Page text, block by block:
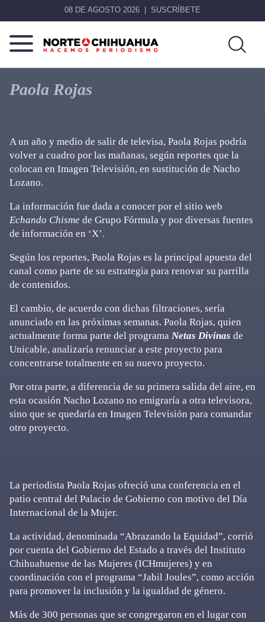
08 DE AGOSTO 2026 SUSCRÍBETE
Norte
De
Chihuahua
Más
que
noticias,
Paola Rojas
A un año y medio de salir de televisa, Paola Rojas podría
volver a cuadro por las mañanas, según reportes que la
colocan en Imagen Televisión, en sustitución de Nacho
Lozano.
La información fue dada a conocer por el sitio web
Echando Chisme de Grupo Fórmula y por diversas fuentes
de información en ‘X’.
Según los reportes, Paola Rojas es la principal apuesta del
canal como parte de su estrategia para renovar su parrilla
de contenidos.
El cambio, de acuerdo con dichas filtraciones, sería
anunciado en las próximas semanas. Paola Rojas, quien
actualmente forma parte del programa Netas Divinas de
Unicable, analizaría renunciar a este proyecto para
concentrarse totalmente en su nuevo proyecto.
Por otra parte, a diferencia de su primera salida del aire, en
esta ocasión Nacho Lozano no emigraría a otra televisora,
sino que se quedaría en Imagen Televisión para comandar
otro proyecto.
La periodista Paola Rojas ofreció una conferencia en el
patio central del Palacio de Gobierno con motivo del Día
Internacional de la Mujer.
La actividad, denominada “Abrazando la Equidad”, corrió
por cuenta del Gobierno del Estado a través del Instituto
Chihuahuense de las Mujeres (ICHmujeres) y en
coordinación con el programa “Jabil Joules”, como acción
para promover la inclusión y la igualdad de género.
Más de 300 personas que se congregaron en el lugar con